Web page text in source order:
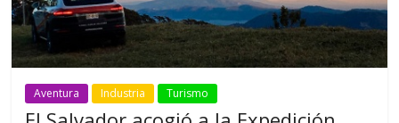
Aventura Industria Turismo